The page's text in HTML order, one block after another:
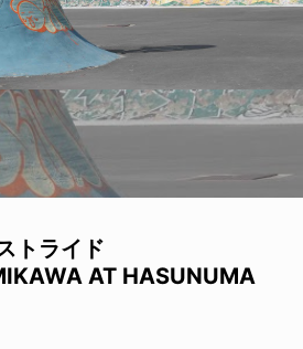
トライド
AT HASUNUMA